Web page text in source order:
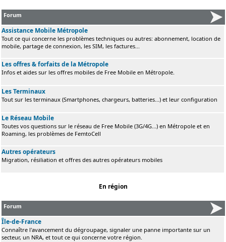
Forum
Assistance Mobile Métropole
Tout ce qui concerne les problèmes techniques ou autres: abonnement, location de
mobile, partage de connexion, les SIM, les factures...
Les offres & forfaits de la Métropole
Infos et aides sur les offres mobiles de Free Mobile en Métropole.
Les Terminaux
Tout sur les terminaux (Smartphones, chargeurs, batteries...) et leur configuration
Le Réseau Mobile
Toutes vos questions sur le réseau de Free Mobile (3G/4G...) en Métropole et en
Roaming, les problèmes de FemtoCell
Autres opérateurs
Migration, résiliation et offres des autres opérateurs mobiles
En région
Forum
Île-de-France
Connaître l'avancement du dégroupage, signaler une panne importante sur un
secteur, un NRA, et tout ce qui concerne votre région.